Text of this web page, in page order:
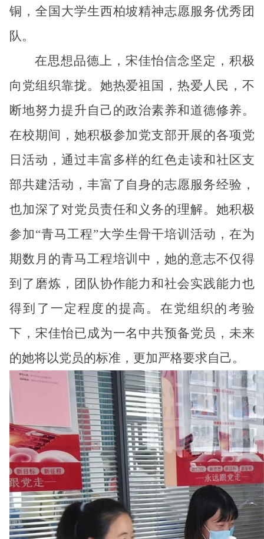
铜，全国大学生西柏坡精神志愿服务优秀团
队。
在思想品德上，宋佳怡信念坚定，积极
向党组织靠拢。她热爱祖国，热爱人民，不
断地努力提升自己的政治素养和道德修养。
在校期间，她积极参加党支部开展的各项党
日活动，通过丰富多样的红色走读和社区支
部共建活动，丰富了自身的志愿服务经验，
也加深了对党员责任和义务的理解。她积极
参加“青马工程”大学生骨干培训活动，在为
期数月的青马工程培训中，她的意志不仅得
到了磨炼，团队协作能力和社会实践能力也
得到了一定程度的提高。在党组织的考验
下，宋佳怡已成为一名中共预备党员，未来
的她将以党员的标准，更加严格要求自己。